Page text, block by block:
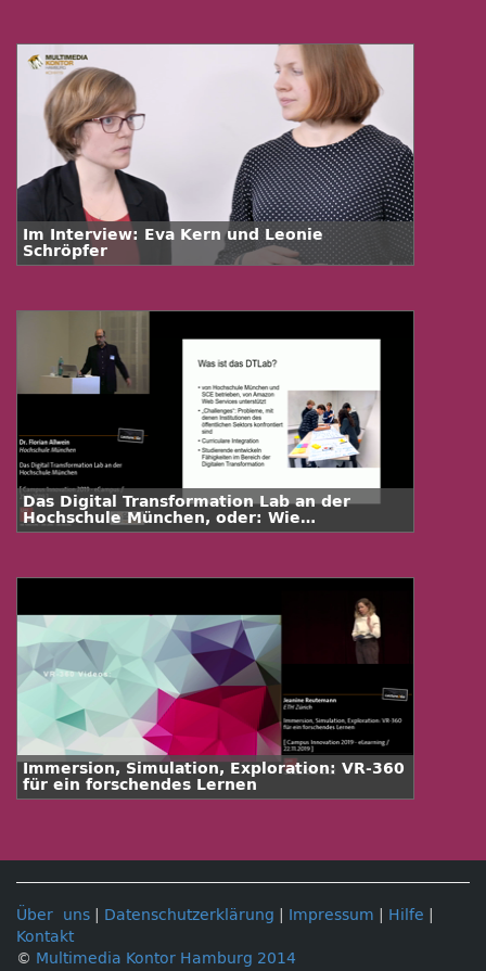
Im Interview: Eva Kern und Leonie
Schröpfer
Das Digital Transformation Lab an der
Hochschule München, oder: Wie
Studierende Amazon Web Services nutzen,
Immersion, Simulation, Exploration: VR-360
für ein forschendes Lernen
Über uns Datenschutzerklärung Impressum Hilfe
Kontakt
© Multimedia Kontor Hamburg 2014